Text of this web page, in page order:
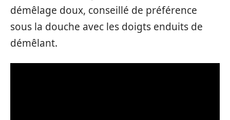
démêlage doux, conseillé de préférence
sous la douche avec les doigts enduits de
démêlant.